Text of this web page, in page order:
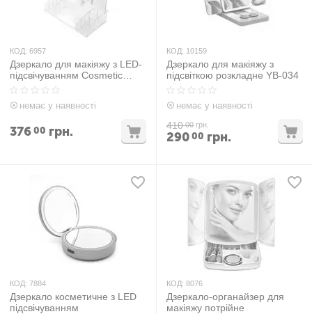
КОД: 6957
Дзеркало для макіяжу з LED-
підсвічуванням Сosmetic
Mirror Чорний 1255
немає у наявності
37600 грн.
КОД: 10159
Дзеркало для макіяжу з
підсвіткою розкладне YB-034
немає у наявності
410 00 грн.
29000 грн.
КОД: 7884
Дзеркало косметичне з LED
підсвічуванням
КОД: 8076
Дзеркало-органайзер для
макіяжу потрійне